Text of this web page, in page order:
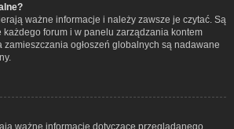
ważne informacje i należy zawsze je czytać. Są
forum i w panelu zarządzania kontem
ogłoszeń globalnych są nadawane
ważne informacje dotyczące przeglądanego